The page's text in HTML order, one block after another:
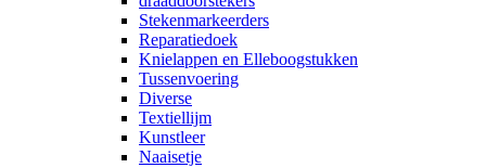
Stekenmarkeerders
Reparatiedoek
Knielappen en Elleboogstukken
Tussenvoering
Diverse
Textiellijm
Kunstleer
Naaisetje